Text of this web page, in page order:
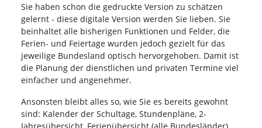
Sie haben schon die gedruckte Version zu schätzen
gelernt - diese digitale Version werden Sie lieben. Sie
beinhaltet alle bisherigen Funktionen und Felder, die
Ferien- und Feiertage wurden jedoch gezielt für das
jeweilige Bundesland optisch hervorgehoben. Damit ist
die Planung der dienstlichen und privaten Termine viel
einfacher und angenehmer.
Ansonsten bleibt alles so, wie Sie es bereits gewohnt
sind: Kalender der Schultage, Stundenpläne, 2-
Jahresübersicht, Ferienübersicht (alle Bundesländer),